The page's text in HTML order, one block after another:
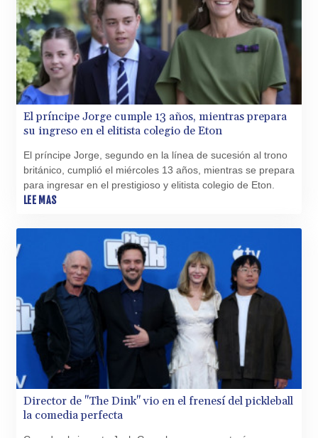
El príncipe Jorge cumple 13 años, mientras prepara
su ingreso en el elitista colegio de Eton
El príncipe Jorge, segundo en la línea de sucesión al trono
británico, cumplió el miércoles 13 años, mientras se prepara
para ingresar en el prestigioso y elitista colegio de Eton.
LEE MAS
Director de "The Dink" vio en el frenesí del pickleball
la comedia perfecta